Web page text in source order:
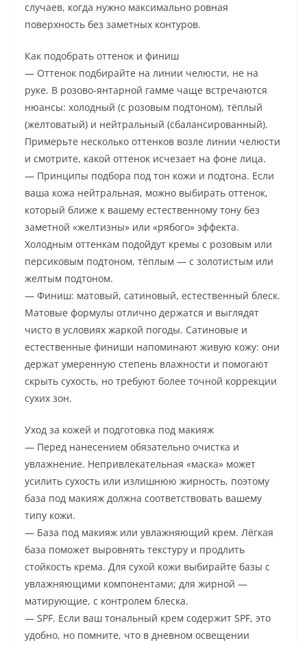
случаев, когда нужно максимально ровная
поверхность без заметных контуров.
Как подобрать оттенок и финиш
— Оттенок подбирайте на линии челюсти, не на
руке. В розово-янтарной гамме чаще встречаются
нюансы: холодный (с розовым подтоном), тёплый
(желтоватый) и нейтральный (сбалансированный).
Примерьте несколько оттенков возле линии челюсти
и смотрите, какой оттенок исчезает на фоне лица.
— Принципы подбора под тон кожи и подтона. Если
ваша кожа нейтральная, можно выбирать оттенок,
который ближе к вашему естественному тону без
заметной «желтизны» или «рябого» эффекта.
Холодным оттенкам подойдут кремы с розовым или
персиковым подтоном, тёплым — с золотистым или
желтым подтоном.
— Финиш: матовый, сатиновый, естественный блеск.
Матовые формулы отлично держатся и выглядят
чисто в условиях жаркой погоды. Сатиновые и
естественные финиши напоминают живую кожу: они
держат умеренную степень влажности и помогают
скрыть сухость, но требуют более точной коррекции
сухих зон.
Уход за кожей и подготовка под макияж
— Перед нанесением обязательно очистка и
увлажнение. Непривлекательная «маска» может
усилить сухость или излишнюю жирность, поэтому
база под макияж должна соответствовать вашему
типу кожи.
— База под макияж или увлажняющий крем. Лёгкая
база поможет выровнять текстуру и продлить
стойкость крема. Для сухой кожи выбирайте базы с
увлажняющими компонентами; для жирной —
матирующие, с контролем блеска.
— SPF. Если ваш тональный крем содержит SPF, это
удобно, но помните, что в дневном освещении